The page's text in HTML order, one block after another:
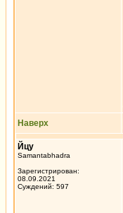
Наверх
Йцу
Samantabhadra
Зарегистрирован:
08.09.2021
Суждений: 597